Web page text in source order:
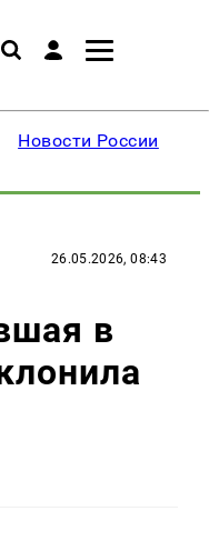
Новости России
26.05.2026, 08:43
в